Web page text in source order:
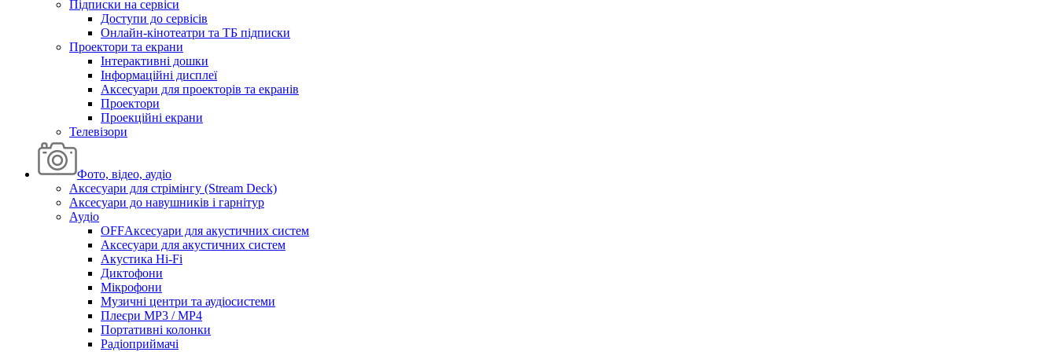
Підписки на сервіси
Доступи до сервісів
Онлайн-кінотеатри та ТБ підписки
Проектори та екрани
Інтерактивні дошки
Інформаційні дисплеї
Аксесуари для проекторів та екранів
Проектори
Проекційні екрани
Телевізори
Фото, відео, аудіо
Аксесуари для стрімінгу (Stream Deck)
Аксесуари до навушників і гарнітур
Аудіо
OFFАксесуари для акустичних систем
Аксесуари для акустичних систем
Акустика Hi-Fi
Диктофони
Мікрофони
Музичні центри та аудіосистеми
Плеєри MP3 / MP4
Портативні колонки
Радіоприймачі